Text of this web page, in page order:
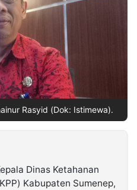
Rasyid (Dok: Istimewa).
Dinas Ketahanan
Kabupaten Sumenep,